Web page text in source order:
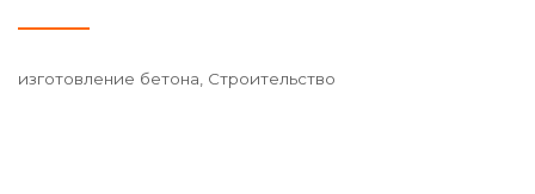
изготовление бетона, Строительство